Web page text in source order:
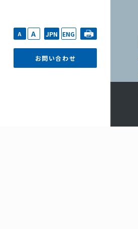
A A JPN ENG
お問い合わせ